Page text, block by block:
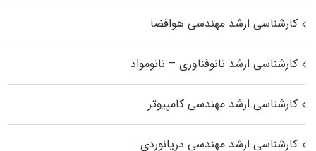
کارشناسی ارشد مهندسی هوافضا
کارشناسی ارشد نانوفناوری – نانومواد
کارشناسی ارشد مهندسی کامپیوتر
کارشناسی ارشد مهندسی دریانوردی